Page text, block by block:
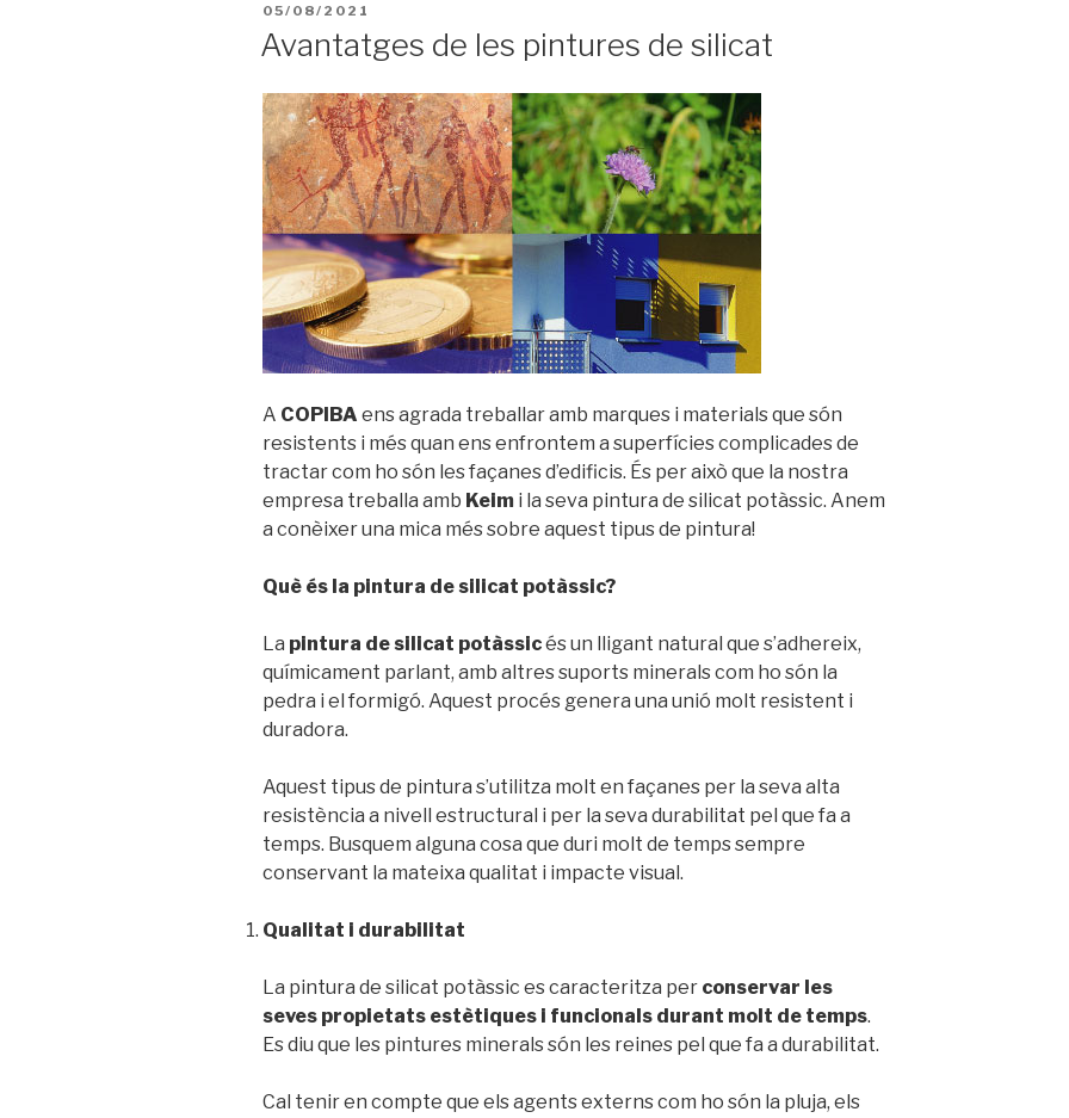
05/08/2021
Avantatges de les pintures de silicat
A COPIBA ens agrada treballar amb marques i materials que són
resistents i més quan ens enfrontem a superfícies complicades de
tractar com ho són les façanes d’edificis. És per això que la nostra
empresa treballa amb Keim i la seva pintura de silicat potàssic. Anem
a conèixer una mica més sobre aquest tipus de pintura!
Què és la pintura de silicat potàssic?
La pintura de silicat potàssicés un lligant natural que s’adhereix,
químicament parlant, amb altres suports minerals com ho són la
pedra i el formigó. Aquest procés genera una unió molt resistent i
duradora.
Aquest tipus de pintura s’utilitza molt en façanes per la seva alta
resistència a nivell estructural i per la seva durabilitat pel que fa a
temps. Busquem alguna cosa que duri molt de temps sempre
conservant la mateixa qualitat i impacte visual.
Qualitat i durabilitat
La pintura de silicat potàssic es caracteritza per conservar les
seves propietats estètiques i funcionals durant molt de temps.
Es diu que les pintures minerals són les reines pel que fa a durabilitat.
Cal tenir en compte que els agents externs com ho són la pluja, els